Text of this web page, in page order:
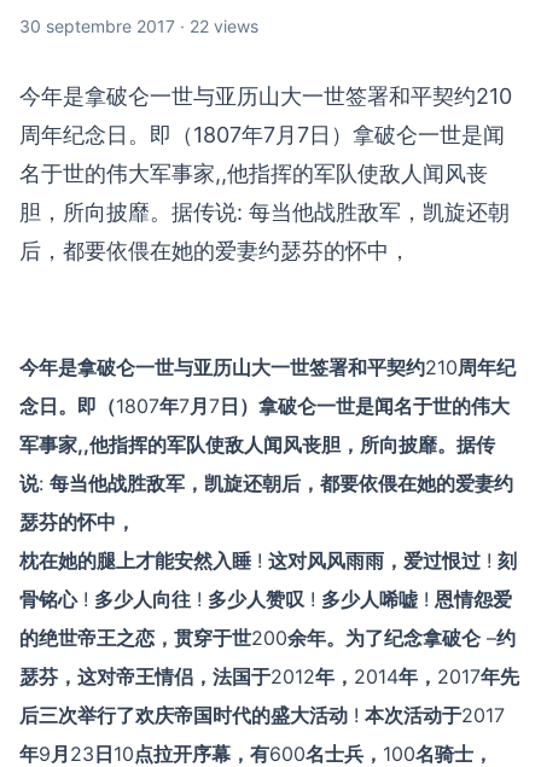
30 septembre 2017 · 22 views
今年是拿破仑一世与亚历山大一世签署和平契约210
周年纪念日。即（1807年7月7日）拿破仑一世是闻
名于世的伟大军事家,,他指挥的军队使敌人闻风丧
胆，所向披靡。据传说: 每当他战胜敌军，凯旋还朝
后，都要依偎在她的爱妻约瑟芬的怀中，
今年是拿破仑一世与亚历山大一世签署和平契约210周年纪
念日。即（1807年7月 7日）拿破仑一世是闻名于世的伟大
军事家,,他指挥的军队使敌人闻风丧胆，所向披靡。据传
说: 每当他战胜敌军，凯旋还朝后，都要依偎在她的爱妻约
瑟芬的怀中，
枕在她的腿上才能安然入睡 ! 这对风风雨雨，爱过恨过 ! 刻
骨铭心! 多少人向往 ! 多少人赞叹! 多少人唏嘘 ! 恩情怨爱
的绝世帝王之恋，贯穿于世200余年。为了纪念拿破仑 –约
瑟芬，这对帝王情侣，法国于2012年， 2014年， 2017年先
后三次举行了欢庆帝国时代的盛大活动 ! 本次活动于2017
年9月 23 日10点拉开序幕，有600名士兵， 100名骑士，